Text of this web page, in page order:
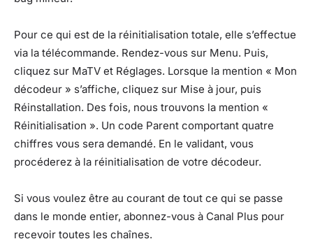
Pour ce qui est de la réinitialisation totale, elle s’effectue
via la télécommande. Rendez-vous sur Menu. Puis,
cliquez sur MaTV et Réglages. Lorsque la mention « Mon
décodeur » s’affiche, cliquez sur Mise à jour, puis
Réinstallation. Des fois, nous trouvons la mention «
Réinitialisation ». Un code Parent comportant quatre
chiffres vous sera demandé. En le validant, vous
procéderez à la réinitialisation de votre décodeur.
Si vous voulez être au courant de tout ce qui se passe
dans le monde entier, abonnez-vous à Canal Plus pour
recevoir toutes les chaînes.